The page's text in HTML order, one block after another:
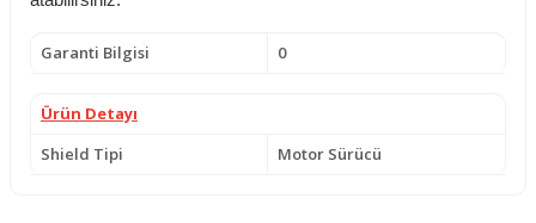
Garanti Bilgisi 0
Ürün Detayı
Shield Tipi
Motor Sürücü